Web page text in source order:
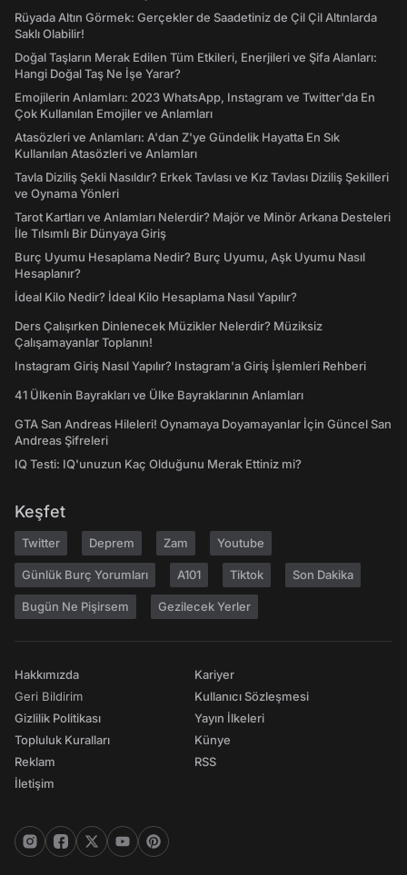
Rüyada Altın Görmek: Gerçekler de Saadetiniz de Çil Çil Altınlarda
Saklı Olabilir!
Doğal Taşların Merak Edilen Tüm Etkileri, Enerjileri ve Şifa Alanları:
Hangi Doğal Taş Ne İşe Yarar?
Emojilerin Anlamları: 2023 WhatsApp, Instagram ve Twitter'da En
Çok Kullanılan Emojiler ve Anlamları
Atasözleri ve Anlamları: A'dan Z'ye Gündelik Hayatta En Sık
Kullanılan Atasözleri ve Anlamları
Tavla Diziliş Şekli Nasıldır? Erkek Tavlası ve Kız Tavlası Diziliş Şekilleri
ve Oynama Yönleri
Tarot Kartları ve Anlamları Nelerdir? Majör ve Minör Arkana Desteleri
İle Tılsımlı Bir Dünyaya Giriş
Burç Uyumu Hesaplama Nedir? Burç Uyumu, Aşk Uyumu Nasıl
Hesaplanır?
İdeal Kilo Nedir? İdeal Kilo Hesaplama Nasıl Yapılır?
Ders Çalışırken Dinlenecek Müzikler Nelerdir? Müziksiz
Çalışamayanlar Toplanın!
Instagram Giriş Nasıl Yapılır? Instagram'a Giriş İşlemleri Rehberi
41 Ülkenin Bayrakları ve Ülke Bayraklarının Anlamları
GTA San Andreas Hileleri! Oynamaya Doyamayanlar İçin Güncel San
Andreas Şifreleri
IQ Testi: IQ'unuzun Kaç Olduğunu Merak Ettiniz mi?
Keşfet
Twitter Deprem Zam Youtube
Günlük Burç Yorumları A101 Tiktok Son Dakika
Bugün Ne Pişirsem Gezilecek Yerler
Hakkımızda
Geri Bildirim
Gizlilik Politikası
Topluluk Kuralları
Reklam
İletişim
Kariyer
Kullanıcı Sözleşmesi
Yayın İlkeleri
Künye
RSS